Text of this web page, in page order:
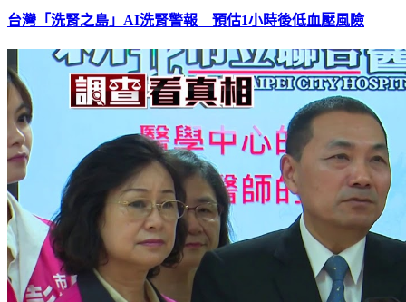
台灣「洗腎之島」AI洗腎警報 預估1小時後低血壓風險